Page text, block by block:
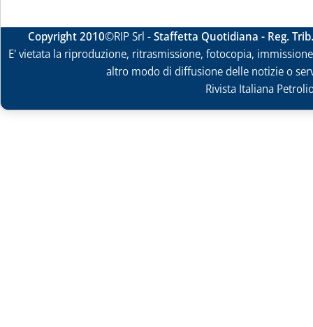
Copyright 2010©RIP Srl -Staffetta Quotidiana - Reg.
E' vietata la riproduzione, ritrasmissione, fotocopia,
altro modo di diffusione delle notizie o
Rivista Italiana